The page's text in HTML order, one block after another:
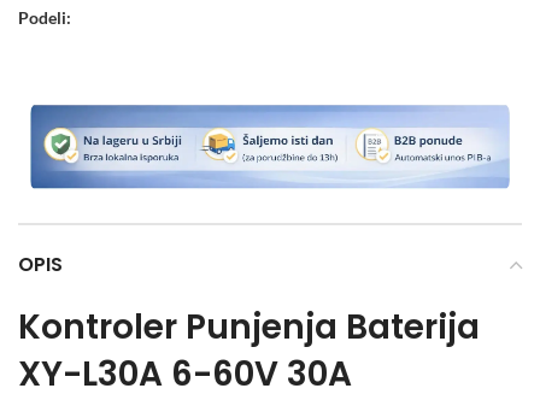
Podeli:
OPIS
Kontroler Punjenja Baterija
XY-L30A 6-60V 30A